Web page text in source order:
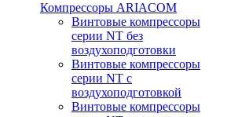
Компрессоры ARIACOM
Винтовые компрессоры
серии NT без
воздухоподготовки
Винтовые компрессоры
серии NT c
воздухоподготовкой
Винтовые компрессоры